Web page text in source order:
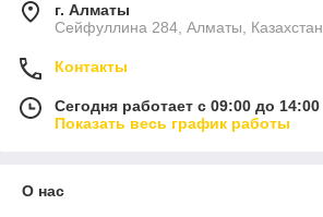
г. Алматы
Сейфуллина 284, Алматы, Казахстан
Контакты
Сегодня работает с 09:00 до 14:00
Показать весь график работы
О нас